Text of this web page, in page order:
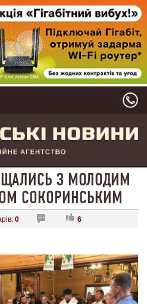
З МОЛОДИМ
СОКОРИНСЬКИМ
0 6